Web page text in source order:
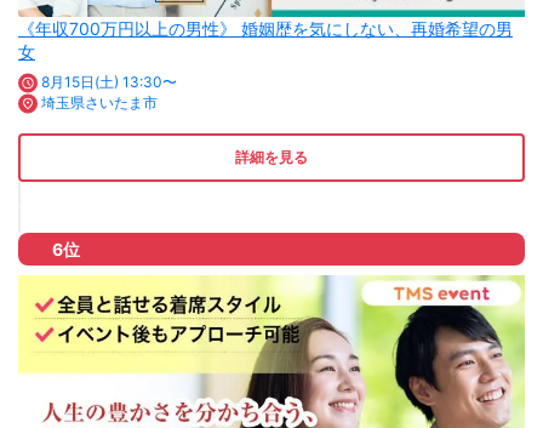
《年収700万円以上の男性》 婚姻歴を気にしない、再婚希望の男
女
8月15日(土) 13:30〜
埼玉県さいたま市
詳細を見る
6位